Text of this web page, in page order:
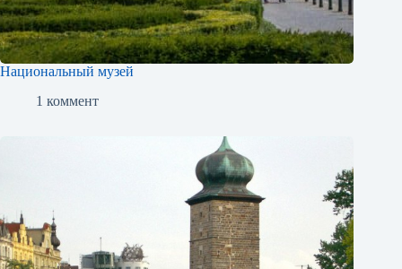
Национальный музей
1 коммент